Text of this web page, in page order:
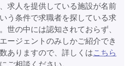
求人を提供している施設が名前
う条件で求職者を探している求
世の中には認知されておらず、
ージェントのみしかご紹介でき
ありますので、詳しくはこちら